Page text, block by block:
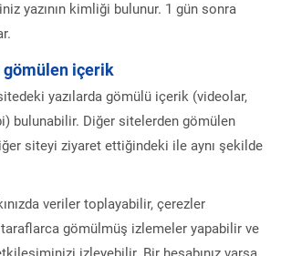
yazının kimliği bulunur. 1 gün sonra
içerik
yazılarda gömülü içerik (videolar,
bulunabilir. Diğer sitelerden gömülen
siteyi ziyaret ettiğindeki ile aynı şekilde
veriler toplayabilir, çerezler
gömülmüş izlemeler yapabilir ve
izleyebilir. Bir hesabınız varsa